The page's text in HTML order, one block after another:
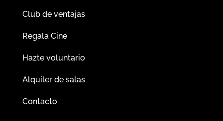
Club de ventajas
Regala Cine
Hazte voluntario
Alquiler de salas
Contacto